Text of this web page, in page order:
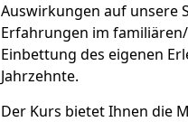
Auswirkungen auf unsere
Erfahrungen im
Einbettung des eigenen
Jahrzehnte.
Der Kurs bietet Ihnen die